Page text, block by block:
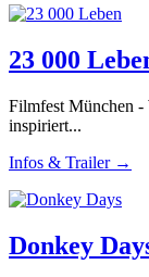
23 000
Filmfest München -
inspiriert...
Infos & Trailer →
Donkey